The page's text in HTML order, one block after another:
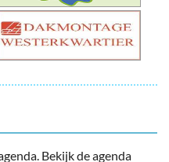
Bekijk de agenda